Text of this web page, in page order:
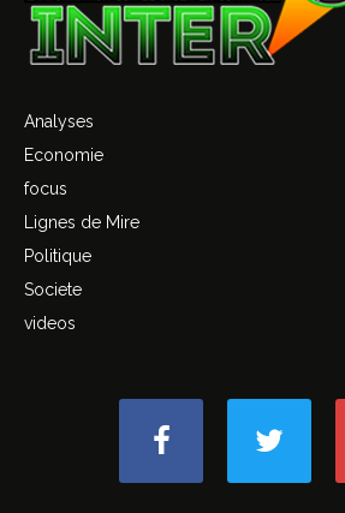
Analyses
Economie
focus
Lignes de Mire
Politique
Societe
videos